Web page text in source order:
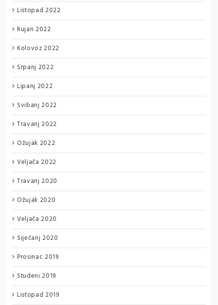
Listopad 2022
Rujan 2022
Kolovoz 2022
Srpanj 2022
Lipanj 2022
Svibanj 2022
Travanj 2022
Ožujak 2022
Veljača 2022
Travanj 2020
Ožujak 2020
Veljača 2020
Siječanj 2020
Prosinac 2019
Studeni 2019
Listopad 2019